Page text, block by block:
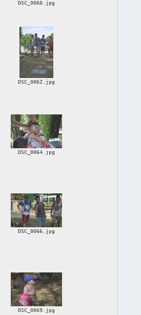
DSC_0060.jpg
DSC_0062.jpg
DSC_0064.jpg
DSC_0066.jpg
DSC_0069.jpg